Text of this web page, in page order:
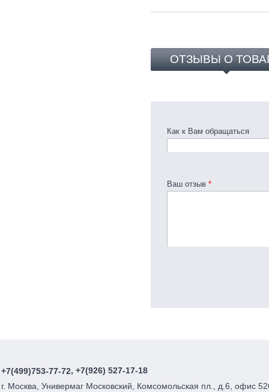
ОТЗЫВЫ О
Как к Вам обращаться
Ваш отзыв *
+7(499)753-77-72, +7(926) 527-17-18
г. Москва, Универмаг Московский, Комсомольская пл., д.6, офис